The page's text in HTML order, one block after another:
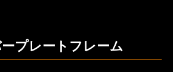
プレートフレーム